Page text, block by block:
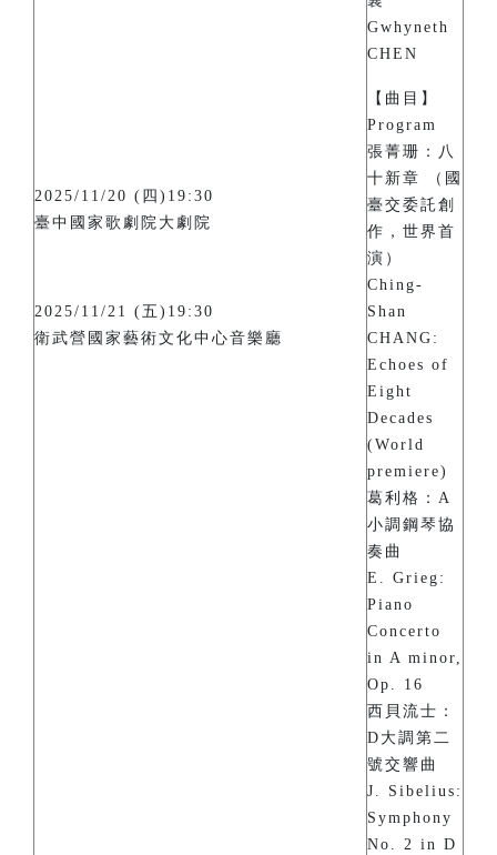
2025/11/20 (四)19:30
臺中國家歌劇院大劇院
2025/11/21 (五)19:30
衛武營國家藝術文化中心音樂廳
Gwhyneth
CHEN
【曲目】
Program
張菁珊：八
十新章 （國
臺交委託創
作，世界首
演）
Ching-
Shan
CHANG:
Echoes of
Eight
Decades
(World
premiere)
葛利格：A
小調鋼琴協
奏曲
E. Grieg:
Piano
Concerto
in A minor,
Op. 16
西貝流士：
D大調第二
號交響曲
J. Sibelius:
Symphony
No. 2 in D